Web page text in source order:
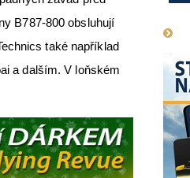
B787-800 obsluhují
také například
a dalším. V loňském
1